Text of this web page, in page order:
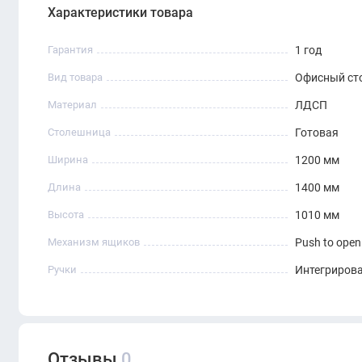
Характеристики товара
Гарантия 1 год
Вид товара Офисный
Материал ЛДСП
Столешница Готовая
Ширина 1200 мм
Длина 1400 мм
Высота 1010 мм
Механизм ящиков Push to open
Ручки